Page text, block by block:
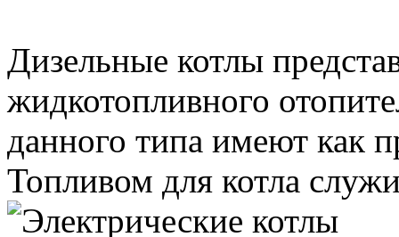
Дизельные котлы
жидкотопливного
данного типа имеют как
Топливом для котла